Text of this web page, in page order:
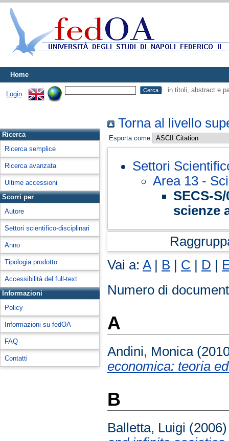
Home
Login
in titoli, abstract e
Ricerca
Ricerca semplice
Ricerca avanzata
Ultime accessioni
Scorri per
Autore
Settori scientifico-disciplinari
Anno
Tipologia prodotto
Accessibilità del full-text
Informazioni
Policy
Informazioni su fedOA
FAQ
Contatti
Torna al livello
Esporta come
Settori
Area 13 -
SECS-
scienze
Vai a: A| B | C | D |
Numero di
A
Andini, Monica
economica: teoria
B
Balletta, Luigi